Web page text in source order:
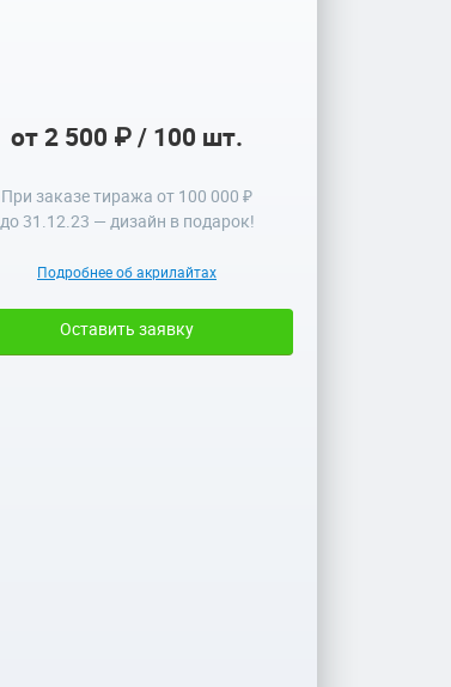
от 2 500 ₽ / 100 шт.
При заказе тиража от 100 000 ₽
до 31.12.23 — дизайн в подарок!
Подробнее об акрилайтах
Оставить заявку